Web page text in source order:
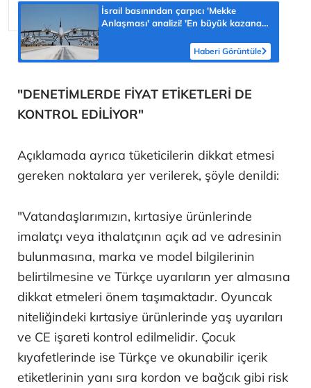
İsrail basınından çarpıcı 'Mekke
Anlaşması' analizi! 'En büyük kazanan
Haberi Görüntüle
"DENETİMLERDE FİYAT ETİKETLERİ DE
KONTROL EDİLİYOR"
Açıklamada ayrıca tüketicilerin dikkat etmesi
gereken noktalara yer verilerek, şöyle denildi:
"Vatandaşlarımızın, kırtasiye ürünlerinde
imalatçı veya ithalatçının açık ad ve adresinin
bulunmasına, marka ve model bilgilerinin
belirtilmesine ve Türkçe uyarıların yer almasına
dikkat etmeleri önem taşımaktadır. Oyuncak
niteliğindeki kırtasiye ürünlerinde yaş uyarıları
ve CE işareti kontrol edilmelidir. Çocuk
kıyafetlerinde ise Türkçe ve okunabilir içerik
etiketlerinin yanı sıra kordon ve bağcık gibi risk